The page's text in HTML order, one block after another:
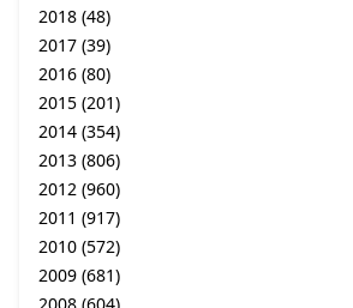
2018 (48)
2017 (39)
2016 (80)
2015 (201)
2014 (354)
2013 (806)
2012 (960)
2011 (917)
2010 (572)
2009 (681)
2008 (604)